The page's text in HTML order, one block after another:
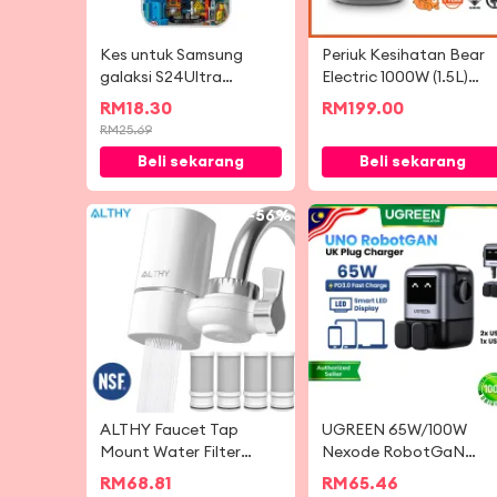
Kes untuk Samsung
galaksi S24Ultra
S23Ultra S22Ultra kaca
belakang kanta
melindungi bingkai
lembut bangunan blok
gaya A54 A34 A52 A53
A14 S23FE A55
RM 18.30
RM25.69
Beli sekarang
Periuk Kesihatan Bear
Electric 1000W (1.5L)
BHP-W1510
RM 199.00
Beli sekarang
-56%
ALTHY Faucet Tap
Mount Water Filter
Purifier System, NSF
RM 68.81
UGREEN 65W/100W
Nexode RobotGaN
UNO Charger 3 Ports
RM 65.46